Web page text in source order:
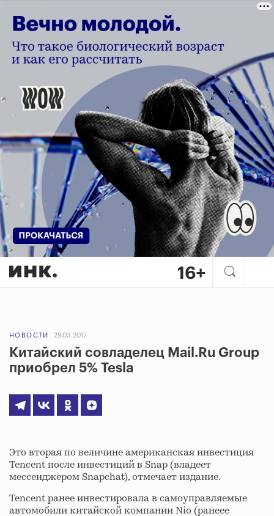
НОВОСТИ 29.03.2017
Китайский совладелец Mail.Ru Group
приобрел 5% Tesla
Это вторая по величине американская инвестиция
Tencent после инвестиций в Snap (владеет
мессенджером Snapchat), отмечает издание.
Tencent ранее инвестировала в самоуправляемые
автомобили китайской компании Nio (ранеее